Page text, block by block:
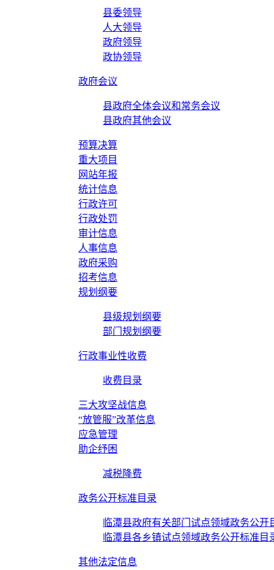
县委领导
人大领导
政府领导
政协领导
政府会议
县政府全体会议和常务会议
县政府其他会议
预算决算
重大项目
网站年报
统计信息
行政许可
行政处罚
审计信息
人事信息
政府采购
招考信息
规划纲要
县级规划纲要
部门规划纲要
行政事业性收费
收费目录
三大攻坚战信息
“放管服”改革信息
应急管理
助企纾困
减税降费
政务公开标准目录
临潭县政府有关部门试点领域政务公开
临潭县各乡镇试点领域政务公开标准目
其他法定信息